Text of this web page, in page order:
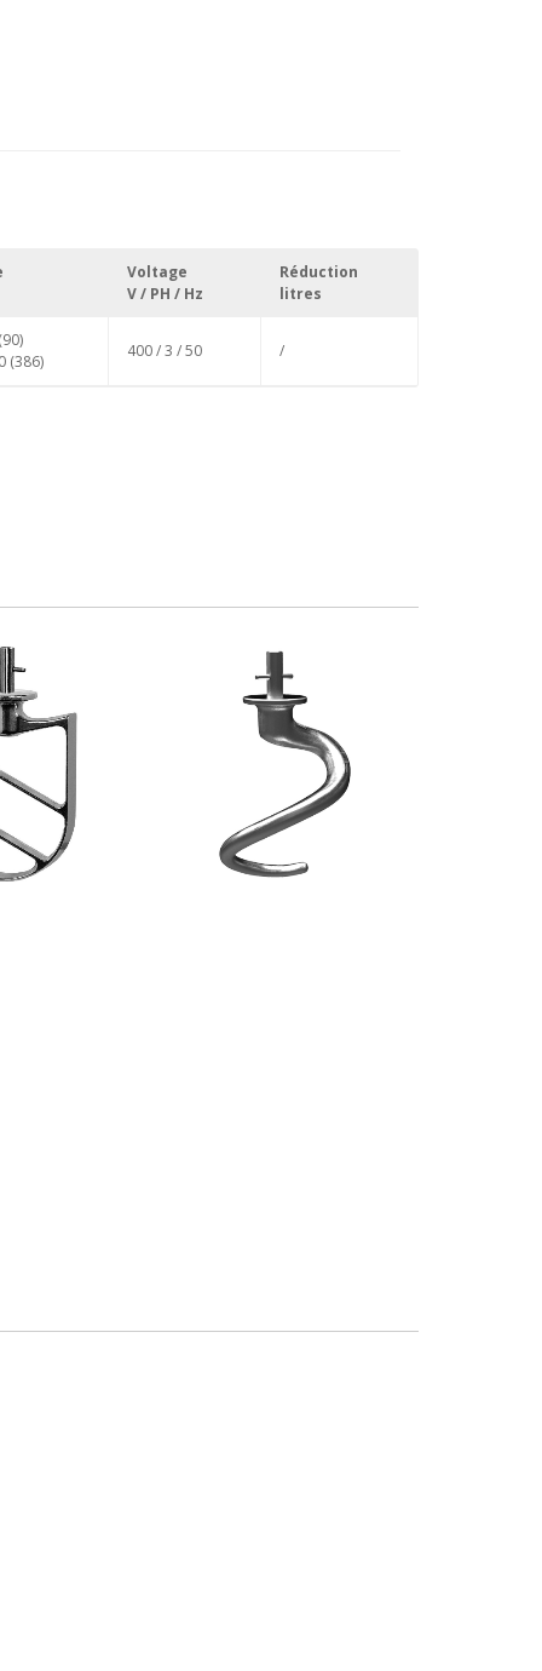
Voltage
V / PH / Hz
Réduction
litres
(386)
400 / 3 / 50 /
ALLUMINIO SPIRALE IN ALLUMINIO